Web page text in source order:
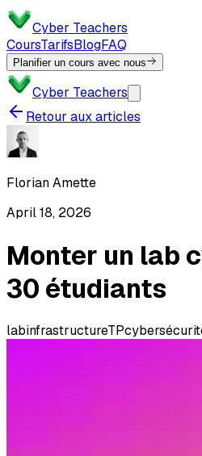
Cyber Teachers
CoursTarifsBlogFAQ
Planifier un cours avec nous
Cyber Teachers
Retour aux articles
Florian Amette
April 18, 2026
Monter un lab
30 étudiants
labinfrastructureTP